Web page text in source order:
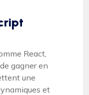
React,
gagner en
une
et